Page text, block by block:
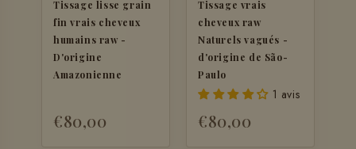
Tissage lisse grain
fin vrais cheveux
humains raw -
D'origine
Amazonienne
€80,00
Tissage vrais
cheveux raw
Naturels vagués -
d'origine de São-
Paulo
1 avis
€80,00